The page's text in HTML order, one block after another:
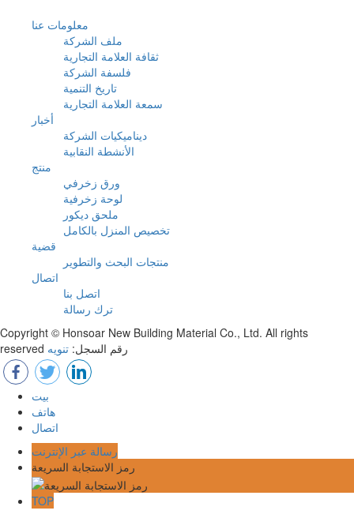
معلومات عنا
ملف الشركة
ثقافة العلامة التجارية
فلسفة الشركة
تاريخ التنمية
سمعة العلامة التجارية
أخبار
ديناميكيات الشركة
الأنشطة النقابية
منتج
ورق زخرفي
لوحة زخرفية
ملحق ديكور
تخصيص المنزل بالكامل
قضية
منتجات البحث والتطوير
اتصال
اتصل بنا
ترك رسالة
Copyright © Honsoar New Building Material Co., Ltd. All rights
reserved رقم السجل: تنويه
بيت
هاتف
اتصال
رسالة عبر الإنترنت
رمز الاستجابة السريعة
TOP